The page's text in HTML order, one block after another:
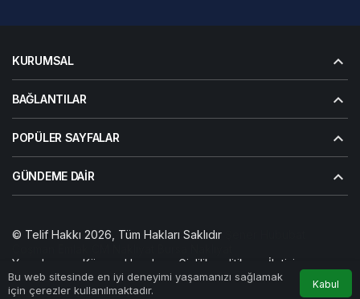
Bu web sitesinde en iyi deneyimi yaşamanızı sağlamak
için çerezler kullanılmaktadır.
Kabul
KURUMSAL
BAĞLANTILAR
POPÜLER SAYFALAR
GÜNDEME DAIR
© Telif Hakkı 2026, Tüm Hakları Saklıdır
Yazarlarımız
Künye Hesabım Gizlilik politikası İletişim